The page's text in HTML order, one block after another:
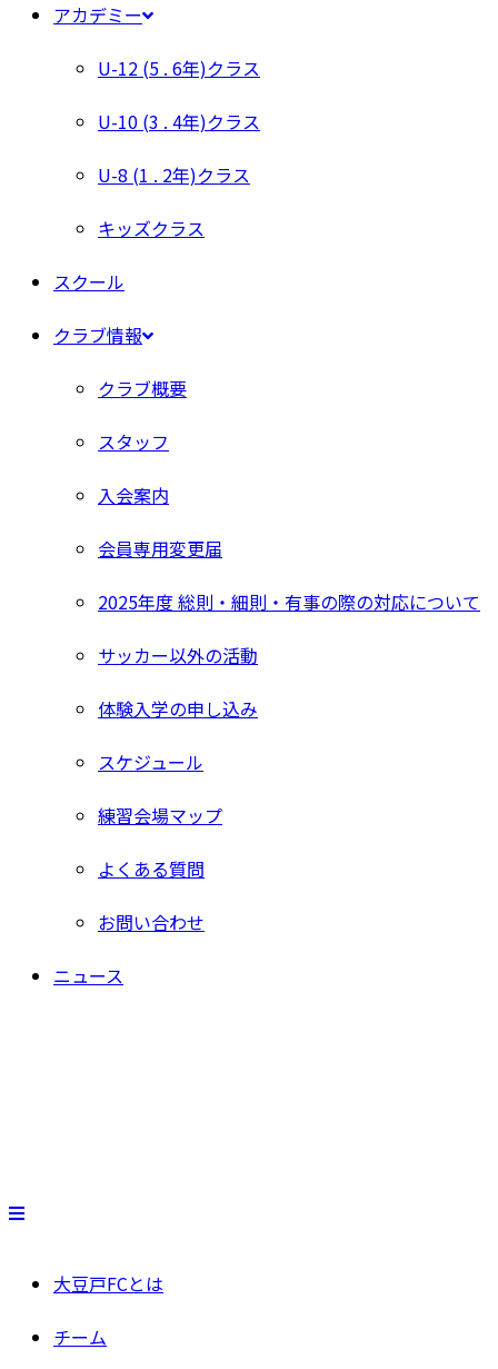
アカデミー
U-12 (5 . 6年)クラス
U-10 (3 . 4年)クラス
U-8 (1 . 2年)クラス
キッズクラス
スクール
クラブ情報
クラブ概要
スタッフ
入会案内
会員専用変更届
2025年度 総則・細則・有事の際の対応について
サッカー以外の活動
体験入学の申し込み
スケジュール
練習会場マップ
よくある質問
お問い合わせ
ニュース
大豆戸FCとは
チーム